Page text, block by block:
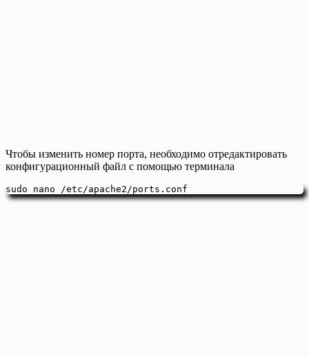
Чтобы изменить номер порта, необходимо отредактировать
конфигурационный файл с помощью терминала
sudo nano /etc/apache2/ports.conf